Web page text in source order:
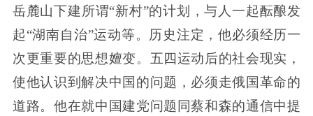
岳麓山下建所谓“新村”的计划，与人一起酝酿发
起“湖南自治”运动等。历史注定，他必须经历一
次更重要的思想嬗变。五四运动后的社会现实，
使他认识到解决中国的问题，必须走俄国革命的
道路。他在就中国建党问题同蔡和森的通信中提